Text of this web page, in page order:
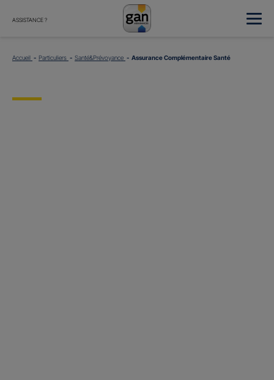
ASSISTANCE ?
Accueil Particuliers Santé&Prévoyance Assurance Complémentaire Santé